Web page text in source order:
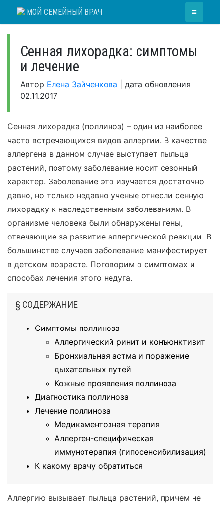
МОЙ СЕМЕЙНЫЙ ВРАЧ ≡
Сенная лихорадка: симптомы
и лечение
Автор Елена Зайченкова
дата обновления
02.11.2017
Сенная лихорадка (поллиноз) – один из наиболее
часто встречающихся видов аллергии. В качестве
аллергена в данном случае выступает пыльца
растений, поэтому заболевание носит сезонный
характер. Заболевание это изучается достаточно
давно, но только недавно ученые отнесли сенную
лихорадку к наследственным заболеваниям. В
организме человека были обнаружены гены,
отвечающие за развитие аллергической реакции. В
большинстве случаев заболевание манифестирует
в детском возрасте. Поговорим о симптомах и
способах лечения этого недуга.
§ СОДЕРЖАНИЕ
Симптомы поллиноза
Аллергический ринит и конъюнктивит
Бронхиальная астма и поражение
дыхательных путей
Кожные проявления поллиноза
Диагностика поллиноза
Лечение поллиноза
Медикаментозная терапия
Аллерген-специфическая
иммунотерапия (гипосенсибилизация)
К какому врачу обратиться
Аллергию вызывает пыльца растений, причем не